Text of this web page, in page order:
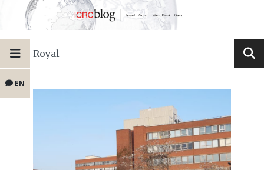
EN
Royal